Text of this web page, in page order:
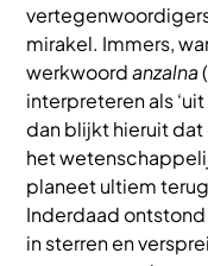
mirakel. Immers,
werkwoordanzalna
interpreteren als
dan blijkt hieruit dat
het
planeet ultiem
Inderdaad
in sterren en